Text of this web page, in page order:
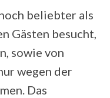
beliebter als
Gästen besucht,
sowie von
wegen der
Das